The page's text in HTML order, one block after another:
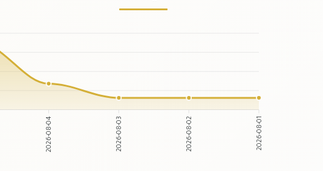
2026-08-04 2026-08-03 2026-08-02 2026-08-01